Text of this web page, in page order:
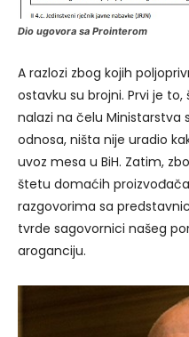
Dio ugovora sa Prointerom
A razlozi zbog kojih
ostavku su brojni. Prvi je
nalazi na čelu Ministarstva
odnosa, ništa nije uradio
uvoz mesa u BiH. Zatim,
štetu domaćih
razgovorima sa
tvrde sagovornici našeg
aroganciju.